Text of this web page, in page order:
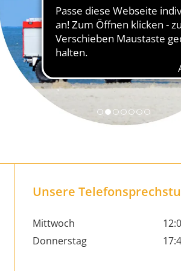
Unsere
Mittwoch
Donnerstag